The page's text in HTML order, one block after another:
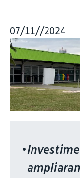
07/11//2024